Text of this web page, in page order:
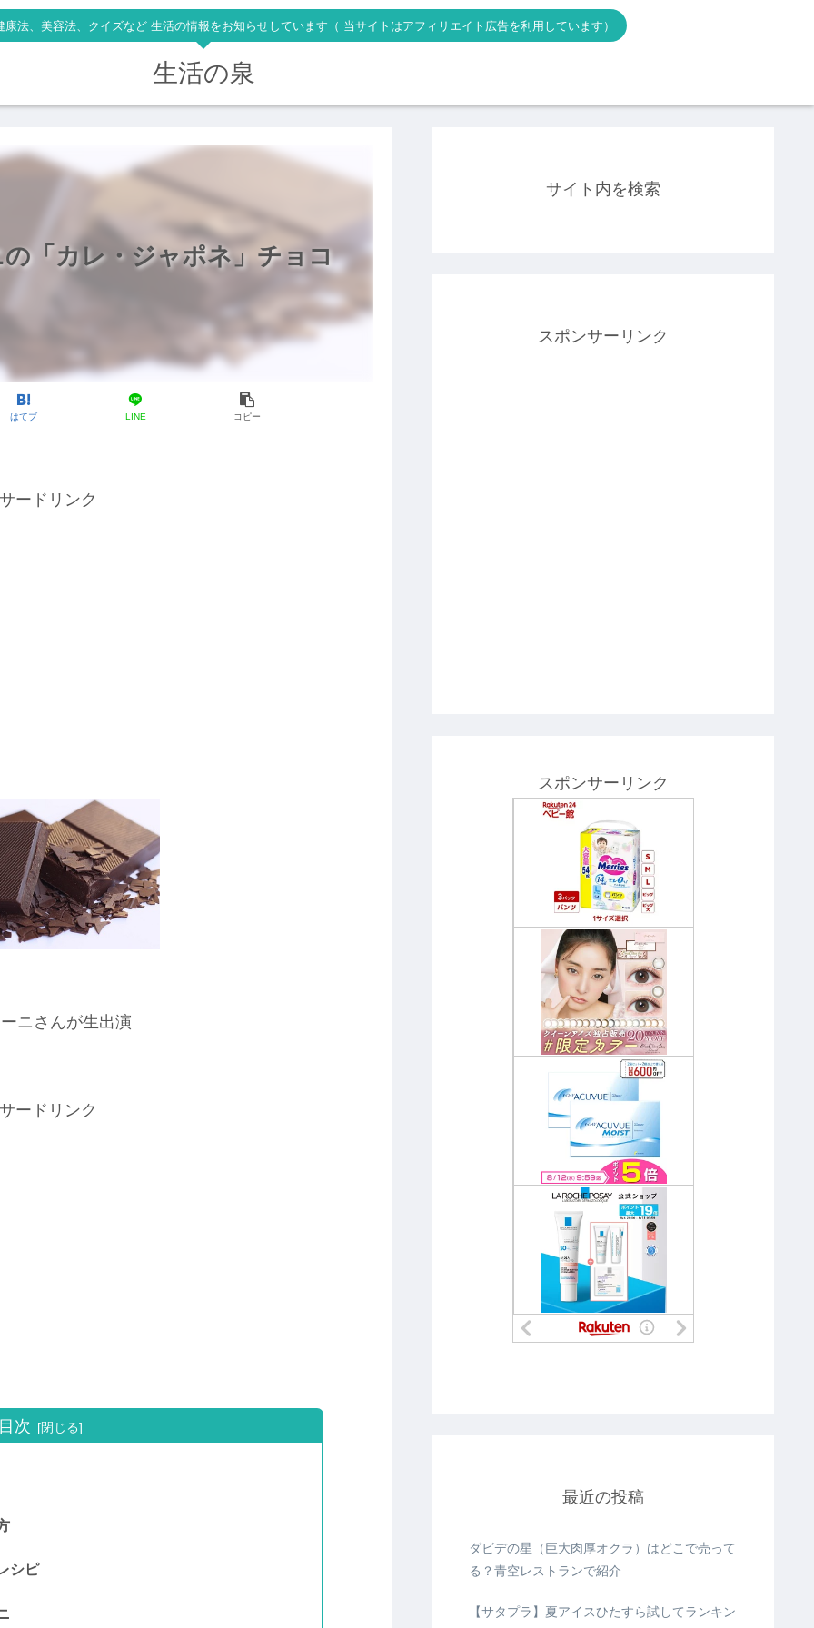
法、美容法、クイズなど 生活の情報をお知らせしています（ 当サイトはアフィリエイト広告を利用しています）
生活の泉
「カレ・ジャポネ」チョコ
はてブ LINE コピー
ードリンク
ニさんが生出演
ードリンク
目次
シピ
サイト内を検索
スポンサーリンク
スポンサーリンク
最近の投稿
ダビデの星（巨大肉厚オクラ）はどこで売って
る？青空レストランで紹介
【サタプラ】夏アイスひたすら試してランキン